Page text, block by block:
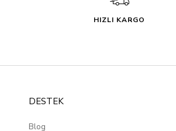
HIZLI KARGO
DESTEK
Blog